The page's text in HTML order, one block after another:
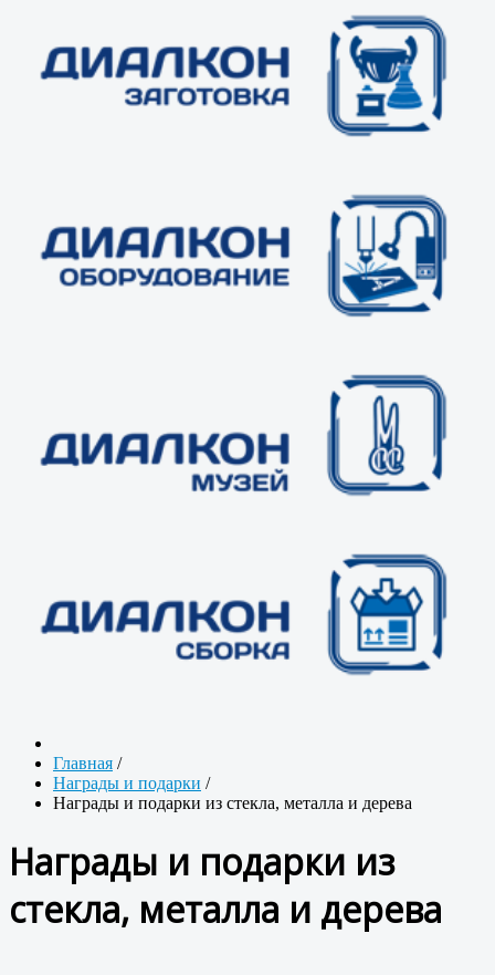
Главная /
Награды и подарки /
Награды и подарки из стекла, металла и дерева
Награды и подарки из
стекла, металла и дерева